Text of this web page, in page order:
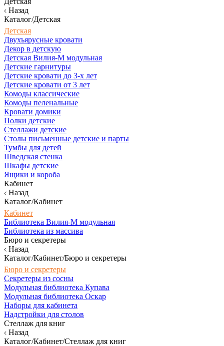
Назад
Каталог/Детская
Детская
Двухъярусные кровати
Декор в детскую
Детская Вилия-М модульная
Детские гарнитуры
Детские кровати до 3-х лет
Детские кровати от 3 лет
Комоды классические
Комоды пеленальные
Кровати домики
Полки детские
Стеллажи детские
Столы письменные детские и парты
Тумбы для детей
Шведская стенка
Шкафы детские
Ящики и короба
Кабинет
Назад
Каталог/Кабинет
Кабинет
Библиотека Вилия-М модульная
Библиотека из массива
Бюро и секретеры
Назад
Каталог/Кабинет/Бюро и секретеры
Бюро и секретеры
Секретеры из сосны
Модульная библиотека Купава
Модульная библиотека Оскар
Наборы для кабинета
Надстройки для столов
Стеллаж для книг
Назад
Каталог/Кабинет/Стеллаж для книг